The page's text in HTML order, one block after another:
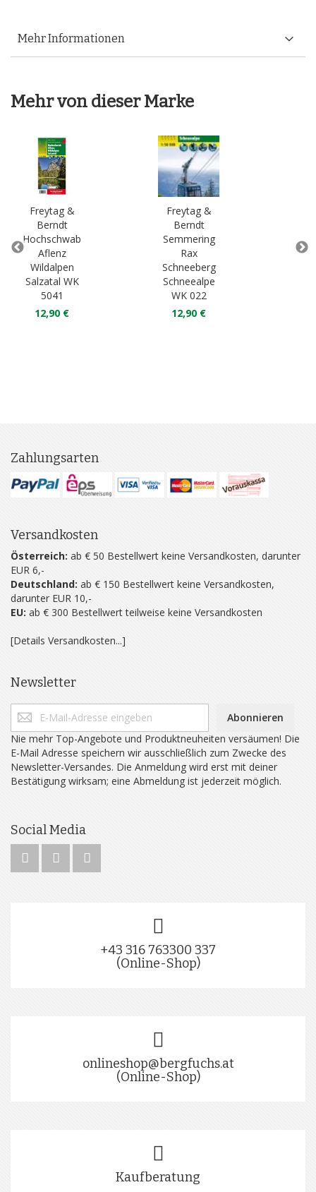
Mehr Informationen
Mehr von dieser Marke
Freytag &
Berndt
Hochschwab
Aflenz
Wildalpen
Salzatal WK
5041
12,90 €
Freytag &
Berndt
Semmering
Rax
Schneeberg
Schneealpe
WK 022
12,90 €
Zahlungsarten
Versandkosten
Österreich: ab € 50 Bestellwert keine Versandkosten, darunter
EUR 6,-
Deutschland: ab € 150 Bestellwert keine Versandkosten,
darunter EUR 10,-
EU: ab € 300 Bestellwert teilweise keine Versandkosten
[Details Versandkosten...]
Newsletter
Abonnieren
Nie mehr Top-Angebote und Produktneuheiten versäumen! Die
E-Mail Adresse speichern wir ausschließlich zum Zwecke des
Newsletter-Versandes. Die Anmeldung wird erst mit deiner
Bestätigung wirksam; eine Abmeldung ist jederzeit möglich.
Social Media
+43 316 763300 337
(Online-Shop)
onlineshop@bergfuchs.at
(Online-Shop)
Kaufberatung